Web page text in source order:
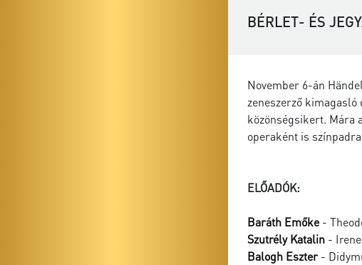
BÉRLET- ÉS
November 6-án
zeneszerző
közönségsikert. Mára
operaként is
ELŐADÓK:
Baráth Emőke-
Szutrély Katalin - Irene
Balogh Eszter-